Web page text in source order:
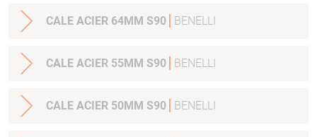
CALE ACIER 64MM S90 BENELLI
CALE ACIER 55MM S90 BENELLI
CALE ACIER 50MM S90 BENELLI